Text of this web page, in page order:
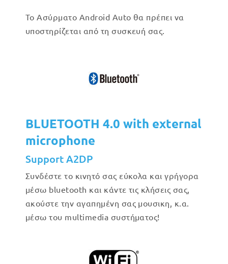
Το Ασύρματο Android Auto θα πρέπει να
υποστηρίζεται από τη συσκευή σας.
BLUETOOTH 4.0 with external
microphone
Support A2DP
Συνδέστε το κινητό σας εύκολα και γρήγορα
μέσω bluetooth και κάντε τις κλήσεις σας,
ακούστε την αγαπημένη σας μουσικη, κ.α.
μέσω του multimedia συστήματος!